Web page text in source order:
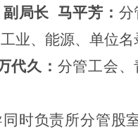
局长 马平芳： 分
工业、能源、 单位名
代久： 分管工会
时负责所分管股